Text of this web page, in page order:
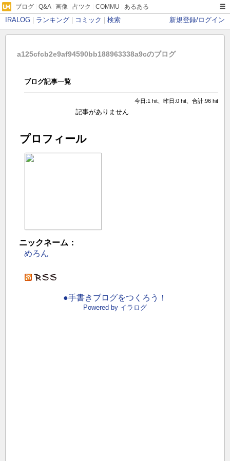
ブログ Q&A| 画像 占ツク COMMU あるある
IRALOG ランキング コミック 検索 新規登録/ログイン
a125cfcb2e9af94590bb188963338a9cのブログ
ブログ記事一覧
今日:1 hit、昨日:0 hit、合計:96 hit
記事がありません
プロフィール
ニックネーム：
めろん
●手書きブログをつくろう！
Powered by イラログ